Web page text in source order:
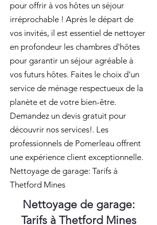
pour offrir à vos hôtes un séjour
irréprochable ! Après le départ de
vos invités, il est essentiel de nettoyer
en profondeur les chambres d'hôtes
pour garantir un séjour agréable à
vos futurs hôtes. Faites le choix d'un
service de ménage respectueux de la
planète et de votre bien-être.
Demandez un devis gratuit pour
découvrir nos services!. Les
professionnels de Pomerleau offrent
une expérience client exceptionnelle.
Nettoyage de garage: Tarifs à
Thetford Mines
Nettoyage de garage:
Tarifs à Thetford Mines